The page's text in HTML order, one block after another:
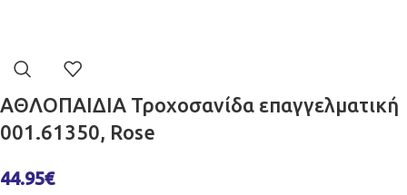
ΑΘΛΟΠΑΙΔΙΑ Τροχοσανίδα επαγγελματική
001.61350, Rose
44.95€